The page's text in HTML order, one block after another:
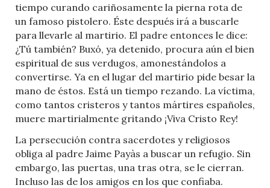
tiempo curando cariñosamente la pierna rota de
un famoso pistolero. Éste después irá a buscarle
para llevarle al martirio. El padre entonces le dice:
¿Tú también? Buxó, ya detenido, procura aún el bien
espiritual de sus verdugos, amonestándolos a
convertirse. Ya en el lugar del martirio pide besar la
mano de éstos. Está un tiempo rezando. La víctima,
como tantos cristeros y tantos mártires españoles,
muere martirialmente gritando ¡Viva Cristo Rey!
La persecución contra sacerdotes y religiosos
obliga al padre Jaime Payàs a buscar un refugio. Sin
embargo, las puertas, una tras otra, se le cierran.
Incluso las de los amigos en los que confiaba.